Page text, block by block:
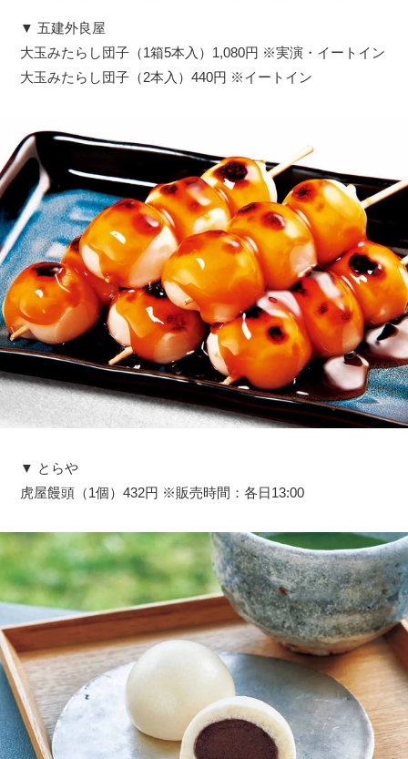
▼ 五建外良屋
大玉みたらし団子（1箱5本入）1,080円 ※実演・イートイン
大玉みたらし団子（2本入）440円 ※イートイン
▼ とらや
虎屋饅頭（1個）432円 ※販売時間：各日13:00